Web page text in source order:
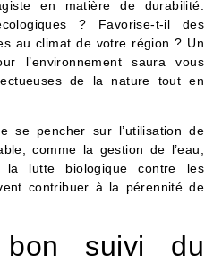
en matière de durabilité.
? Favorise-t-il des
au climat de votre région ? Un
l’environnement saura vous
de la nature tout en
se pencher sur l’utilisation de
comme la gestion de l’eau,
la lutte biologique contre les
contribuer à la pérennité de
suivi du